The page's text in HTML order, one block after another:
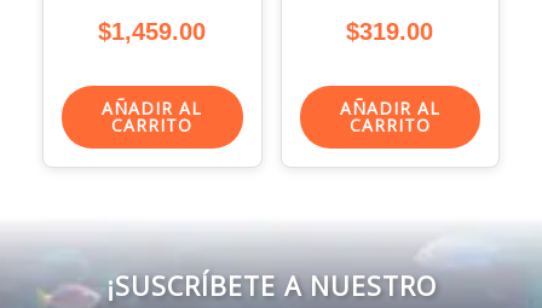
$1,459.00
AÑADIR AL
CARRITO
$319.00
AÑADIR AL
CARRITO
¡SUSCRÍBETE A NUESTRO